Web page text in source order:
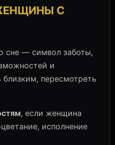
С
сне — символ заботы,
и
пересмотреть
, если женщина
исполнение